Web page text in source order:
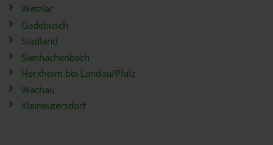
Wetzlar
Gadebusch
Stadland
Sienhachenbach
Herxheim bei Landau/Pfalz
Wachau
Kleineutersdorf